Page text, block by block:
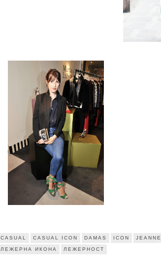
CASUAL CASUAL ICON DAMAS ICON JEANNE
ЛЕЖЕРНА ИКОНА ЛЕЖЕРНОСТ